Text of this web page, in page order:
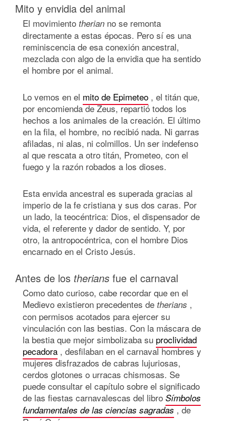
Mito y envidia del animal
El movimiento therian no se remonta
directamente a estas épocas. Pero sí es una
reminiscencia de esa conexión ancestral,
mezclada con algo de la envidia que ha sentido
el hombre por el animal.
Lo vemos en el mito de Epimeteo , el titán que,
por encomienda de Zeus, repartió todos los
hechos a los animales de la creación. El último
en la fila, el hombre, no recibió nada. Ni garras
afiladas, ni alas, ni colmillos. Un ser indefenso
al que rescata a otro titán, Prometeo, con el
fuego y la razón robados a los dioses.
Esta envida ancestral es superada gracias al
imperio de la fe cristiana y sus dos caras. Por
un lado, la teocéntrica: Dios, el dispensador de
vida, el referente y dador de sentido. Y, por
otro, la antropocéntrica, con el hombre Dios
encarnado en el Cristo Jesús.
Antes de los therians fue el carnaval
Como dato curioso, cabe recordar que en el
Medievo existieron precedentes de therians ,
con permisos acotados para ejercer su
vinculación con las bestias. Con la máscara de
la bestia que mejor simbolizaba su proclividad
pecadora , desfilaban en el carnaval hombres y
mujeres disfrazados de cabras lujuriosas,
cerdos glotones o urracas chismosas. Se
puede consultar el capítulo sobre el significado
de las fiestas carnavalescas del libro Símbolos
fundamentales de las ciencias sagradas, de